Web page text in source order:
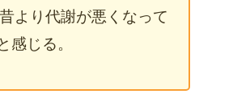
昔より代謝が悪くなって
感じる。